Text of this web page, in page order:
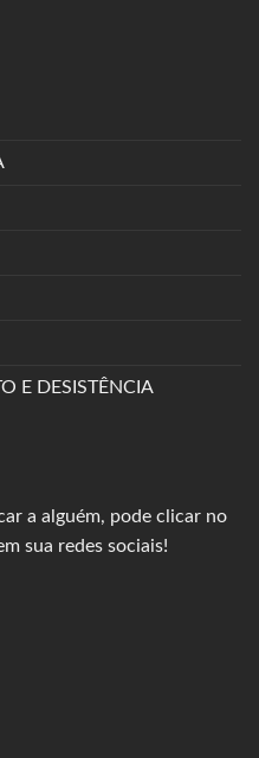
E DESISTÊNCIA
a alguém, pode clicar no
sua redes sociais!